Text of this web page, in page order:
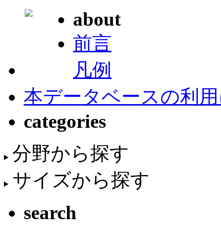
about
前言
凡例
本データベースの利
categories
分野から探す
サイズから探す
search